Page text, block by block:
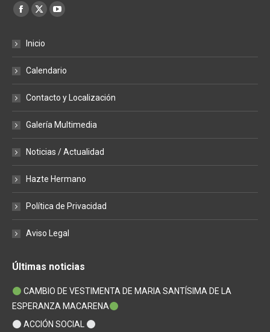
Encuéntranos en:
Facebook
opens
window
X
opens
window
YouTube
window
Inicio
Calendario
Contacto y Localización
Galería Multimedia
Noticias / Actualidad
Hazte Hermano
Política de Privacidad
Aviso Legal
Últimas noticias
CAMBIO DE VESTIMENTA DE MARIA SANTÍSIMA DE LA
ESPERANZA MACARENA
ACCIÓN SOCIAL